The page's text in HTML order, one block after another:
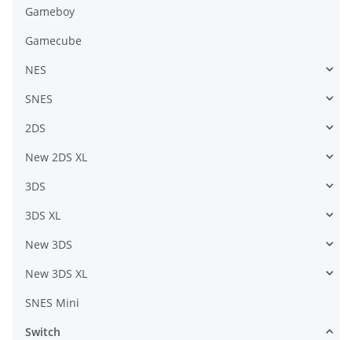
Gameboy
Gamecube
NES
SNES
2DS
New 2DS XL
3DS
3DS XL
New 3DS
New 3DS XL
SNES Mini
Switch